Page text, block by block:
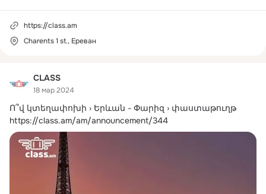
CLASS
18 мар 2024
Ո՞վ կտեղափոխի › Երևան - Փարիզ › փաստաթուղթ
https://class.am/am/announcement/344
https://class.am
Charents 1 st., Ереван